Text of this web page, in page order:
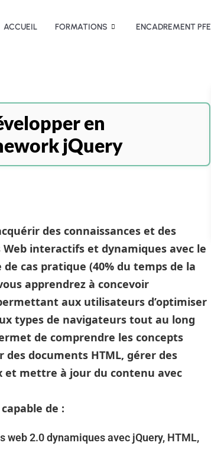
ACCUEIL FORMATIONS ENCADREMENT PFE
en
jQuery
des connaissances et des
interactifs et dynamiques avec le
cas pratique (40% du temps de la
apprendrez à concevoir
aux utilisateurs d’optimiser
types de navigateurs tout au long
de comprendre les concepts
documents HTML, gérer des
et mettre à jour du contenu avec
de :
2.0 dynamiques avec jQuery, HTML,